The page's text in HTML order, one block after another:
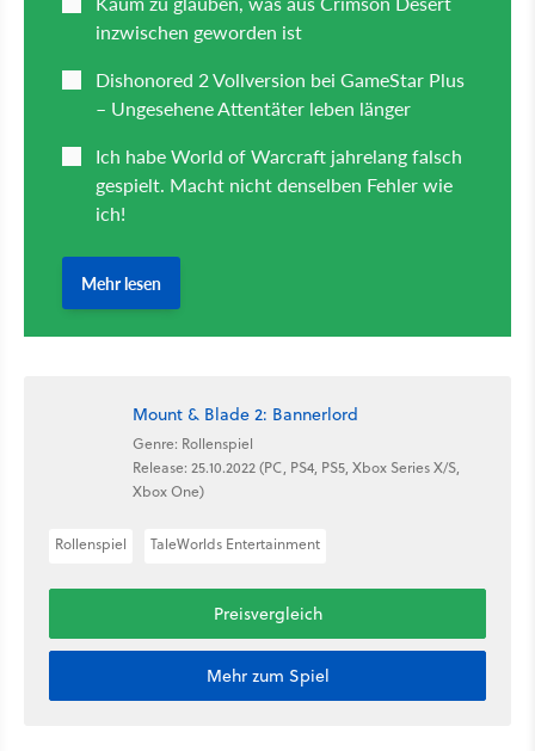
Mount & Blade 2: Bannerlord
Genre: Rollenspiel
Release: 25.10.2022 (PC, PS4, PS5, Xbox Series X/S,
Xbox One)
Rollenspiel TaleWorlds Entertainment
Preisvergleich
Mehr zum Spiel